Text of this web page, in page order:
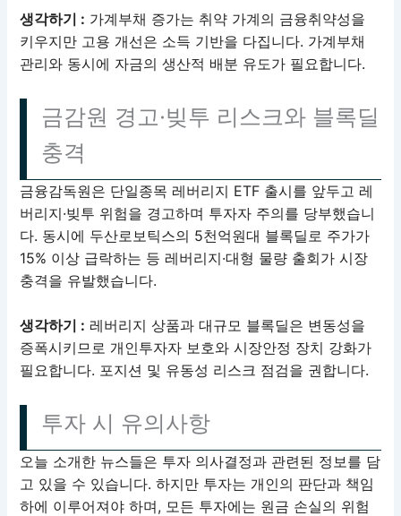
생각하기 : 가계부채 증가는 취약 가계의 금융취약성을
키우지만 고용 개선은 소득 기반을 다집니다. 가계부채
관리와 동시에 자금의 생산적 배분 유도가 필요합니다.
금감원 경고·빚투 리스크와 블록딜
충격
금융감독원은 단일종목 레버리지 ETF 출시를 앞두고 레
버리지·빚투 위험을 경고하며 투자자 주의를 당부했습니
다. 동시에 두산로보틱스의 5천억원대 블록딜로 주가가
15% 이상 급락하는 등 레버리지·대형 물량 출회가 시장
충격을 유발했습니다.
생각하기 : 레버리지 상품과 대규모 블록딜은 변동성을
증폭시키므로 개인투자자 보호와 시장안정 장치 강화가
필요합니다. 포지션 및 유동성 리스크 점검을 권합니다.
투자 시 유의사항
오늘 소개한 뉴스들은 투자 의사결정과 관련된 정보를 담
고 있을 수 있습니다. 하지만 투자는 개인의 판단과 책임
하에 이루어져야 하며, 모든 투자에는 원금 손실의 위험